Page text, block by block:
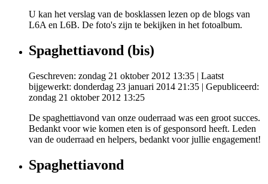
U kan het verslag van de bosklassen lezen op de blogs van
L6A en L6B. De foto's zijn te bekijken in het fotoalbum.
Spaghettiavond (bis)
Geschreven: zondag 21 oktober 2012 13:35 | Laatst
bijgewerkt: donderdag 23 januari 2014 21:35 | Gepubliceerd:
zondag 21 oktober 2012 13:25
De spaghettiavond van onze ouderraad was een groot succes.
Bedankt voor wie komen eten is of gesponsord heeft. Leden
van de ouderraad en helpers, bedankt voor jullie engagement!
Spaghettiavond